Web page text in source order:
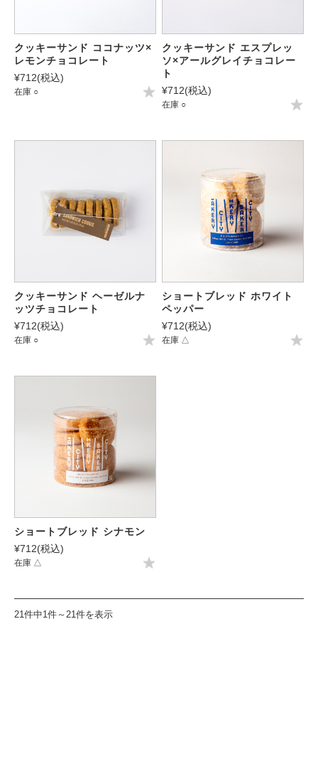
クッキーサンド ココナッツ×
レモンチョコレート
¥712(税込)
在庫 ○
クッキーサンド エスプレッ
ソ×アールグレイチョコレー
ト
¥712(税込)
在庫 ○
クッキーサンド ヘーゼルナ
ッツチョコレート
¥712(税込)
在庫 ○
ショートブレッド ホワイト
ペッパー
¥712(税込)
在庫 △
ショートブレッド シナモン
¥712(税込)
在庫 △
21件中1件～21件を表示